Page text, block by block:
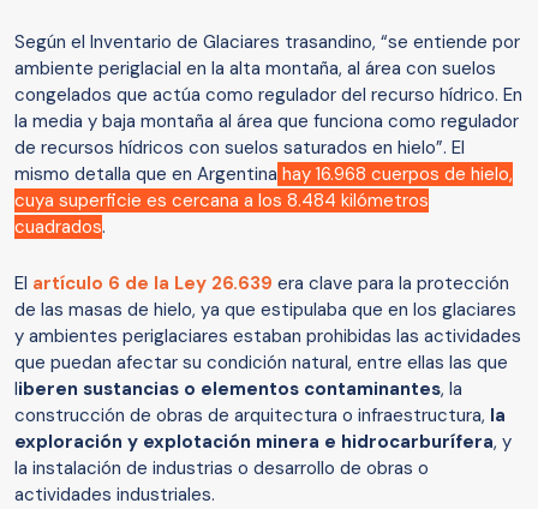
Según el Inventario de Glaciares trasandino, “se entiende por
ambiente periglacial en la alta montaña, al área con suelos
congelados que actúa como regulador del recurso hídrico. En
la media y baja montaña al área que funciona como regulador
de recursos hídricos con suelos saturados en hielo”. El
mismo detalla que en Argentina hay 16.968 cuerpos de hielo,
cuya superficie es cercana a los 8.484 kilómetros
cuadrados.
El artículo 6 de la Ley 26.639 era clave para la protección
de las masas de hielo, ya que estipulaba que en los glaciares
y ambientes periglaciares estaban prohibidas las actividades
que puedan afectar su condición natural, entre ellas las que
liberen sustancias o elementos contaminantes, la
construcción de obras de arquitectura o infraestructura, la
exploración y explotación minera e hidrocarburífera, y
la instalación de industrias o desarrollo de obras o
actividades industriales.